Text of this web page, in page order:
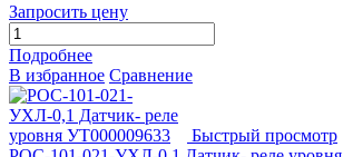
Запросить цену
Подробнее
В избранное Сравнение
Быстрый просмотр